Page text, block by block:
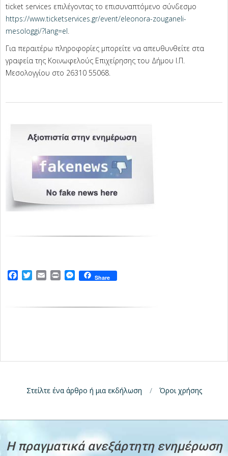
ticket services επιλέγοντας το επισυναπτόμενο σύνδεσμο
https://www.ticketservices.gr/event/eleonora-zouganeli-
mesologgi/?lang=el.
Για περαιτέρω πληροφορίες μπορείτε να απευθυνθείτε στα
γραφεία της Κοινωφελούς Επιχείρησης του Δήμου Ι.Π.
Μεσολογγίου στο 26310 55068.
Facebook
TwitterEmailPrintMessenger
Share
Στείλτε ένα άρθρο ή μια εκδήλωση Όροι χρήσης
H πραγματικά ανεξάρτητη ενημέρωση